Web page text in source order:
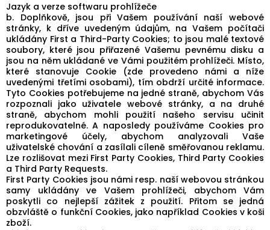
Jazyk a verze softwaru prohlížeče
b. Doplňkově, jsou při Vašem používání naší webové
stránky, k dříve uvedeným údajům, na Vašem počítači
ukládány First a Third-Party Cookies; to jsou malé textové
soubory, které jsou přiřazené Vašemu pevnému disku a
jsou na něm ukládané ve Vámi použitém prohlížeči. Místo,
které stanovuje Cookie (zde provedeno námi a níže
uvedenými třetími osobami), tím obdrží určité informace.
Tyto Cookies potřebujeme na jedné straně, abychom Vás
rozpoznali jako uživatele webové stránky, a na druhé
straně, abychom mohli použití našeho servisu učinit
reprodukovatelné. A naposledy používáme Cookies pro
marketingové účely, abychom analyzovali Vaše
uživatelské chování a zasílali cíleně směřovanou reklamu.
Lze rozlišovat mezi First Party Cookies, Third Party Cookies
a Third Party Requests.
First Party Cookies jsou námi resp. naší webovou stránkou
samy ukládány ve Vašem prohlížeči, abychom Vám
poskytli co nejlepší zážitek z použití. Přitom se jedná
obzvláště o funkční Cookies, jako například Cookies v koši
zboží.